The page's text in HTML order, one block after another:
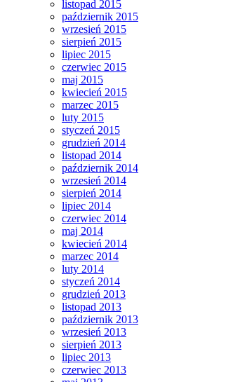
listopad 2015
październik 2015
wrzesień 2015
sierpień 2015
lipiec 2015
czerwiec 2015
maj 2015
kwiecień 2015
marzec 2015
luty 2015
styczeń 2015
grudzień 2014
listopad 2014
październik 2014
wrzesień 2014
sierpień 2014
lipiec 2014
czerwiec 2014
maj 2014
kwiecień 2014
marzec 2014
luty 2014
styczeń 2014
grudzień 2013
listopad 2013
październik 2013
wrzesień 2013
sierpień 2013
lipiec 2013
czerwiec 2013